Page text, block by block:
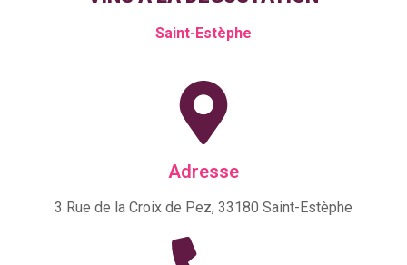
Saint-Estèphe
Adresse
3 Rue de la Croix de Pez, 33180 Saint-Estèphe